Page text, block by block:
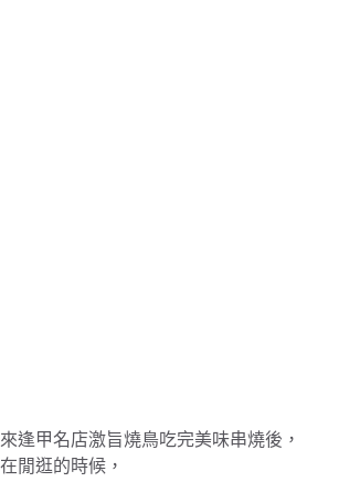
來逢甲名店激旨燒鳥吃完美味串燒後，
在閒逛的時候，